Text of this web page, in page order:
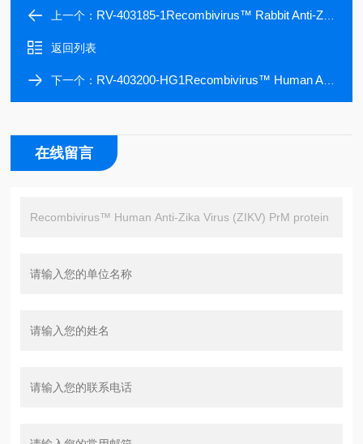
上一个： RV-403185-1Recombivirus™ Rabbit Anti-Zika Virus (ZIKV) Envelop Domain III IgM ELISA kit, 96 tests, Quantitati
返回列表
下一个： RV-403200-HG1Recombivirus™ Human Anti-Zika Virus (ZIKV) PrM protein IgG1 ELISA kit, 96 tests, Quantitative
在线留言